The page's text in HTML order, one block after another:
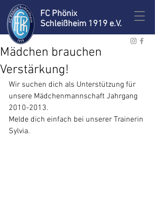
FC Phönix
Schleißheim 1919 e.V.
Mädchen brauchen
Verstärkung!
Wir suchen dich als Unterstützung für
unsere Mädchenmannschaft Jahrgang
2010-2013.
Melde dich einfach bei unserer Trainerin
Sylvia.